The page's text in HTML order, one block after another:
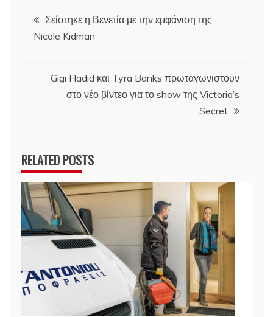
Πλοήγηση
άρθρων
Σείστηκε η Βενετία με την εμφάνιση της
Nicole Kidman
Gigi Hadid και Tyra Banks πρωταγωνιστούν
στο νέο βίντεο για το show της Victoria’s
Secret
RELATED POSTS